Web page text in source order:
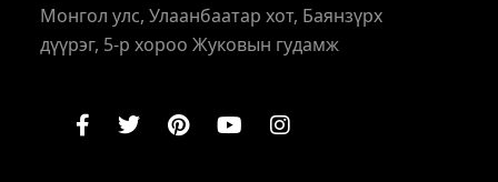
Монгол улс, Улаанбаатар хот, Баянзүрх
дүүрэг, 5-р хороо Жуковын гудамж